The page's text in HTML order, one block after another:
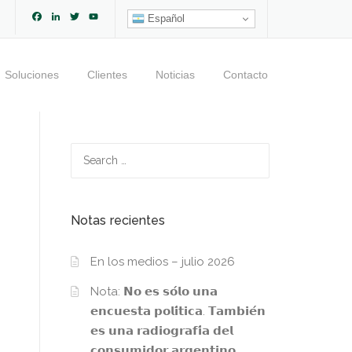
Español
Facebook
LinkedIn
TwitterYouTube
Channel
Soluciones Clientes Noticias Contacto
Notas recientes
En los medios – julio 2026
Nota: 𝗡𝗼 𝗲𝘀 𝘀𝗼́𝗹𝗼 𝘂𝗻𝗮
𝗲𝗻𝗰𝘂𝗲𝘀𝘁𝗮 𝗽𝗼𝗹𝗶́𝘁𝗶𝗰𝗮. 𝗧𝗮𝗺𝗯𝗶𝗲́𝗻
𝗲𝘀 𝘂𝗻𝗮 𝗿𝗮𝗱𝗶𝗼𝗴𝗿𝗮𝗳𝗶́𝗮 𝗱𝗲𝗹